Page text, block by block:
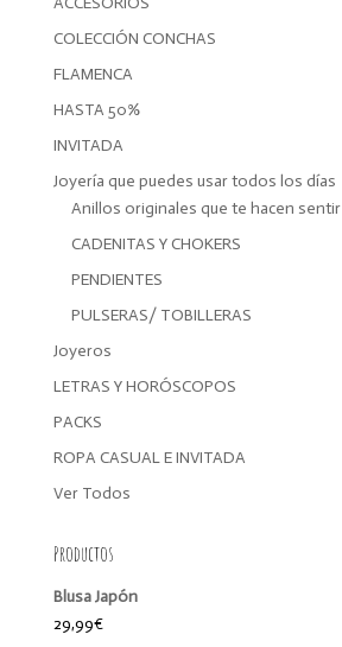
COLECCIÓN CONCHAS
FLAMENCA
HASTA 50%
INVITADA
Joyería que puedes usar todos los días
Anillos originales que te hacen sentir
CADENITAS Y CHOKERS
PENDIENTES
PULSERAS/ TOBILLERAS
Joyeros
LETRAS Y HORÓSCOPOS
PACKS
ROPA CASUAL E INVITADA
Ver Todos
Productos
Blusa Japón
29,99€